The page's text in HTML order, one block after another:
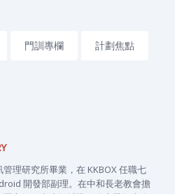
門訓專欄 計劃焦點
理研究所畢業，在 KKBOX 任職七
開發部副理。在中和長老教會擔